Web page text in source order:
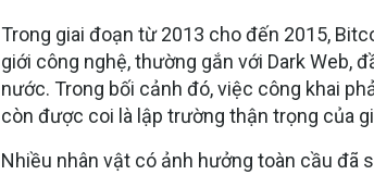
Trong giai đoạn từ 2013 cho đến 2015,
giới công nghệ, thường gắn với Dark Web,
nước. Trong bối cảnh đó, việc công khai
còn được coi là lập trường thận trọng của
Nhiều nhân vật có ảnh hưởng toàn cầu đã